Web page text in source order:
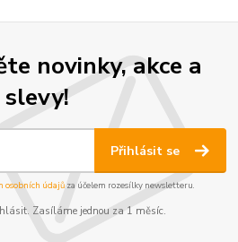
novinky, akce a
slevy!
Přihlásit se
osobních údajůza účelem rozesílky newsletteru.
Zasíláme jednou za 1 měsíc.